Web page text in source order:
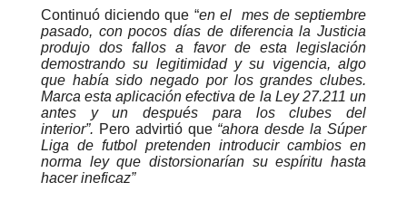
Continuó diciendo que “en el mes de septiembre
pasado, con pocos días de diferencia la Justicia
produjo dos fallos a favor de esta legislación
demostrando su legitimidad y su vigencia, algo
que había sido negado por los grandes clubes.
Marca esta aplicación efectiva de la Ley 27.211 un
antes y un después para los clubes del
interior”. Pero advirtió que“ahora desde la Súper
Liga de futbol pretenden introducir cambios en
norma ley que distorsionarían su espíritu hasta
hacer ineficaz”